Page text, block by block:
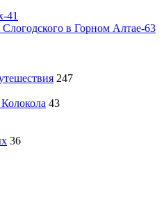
247
43
36